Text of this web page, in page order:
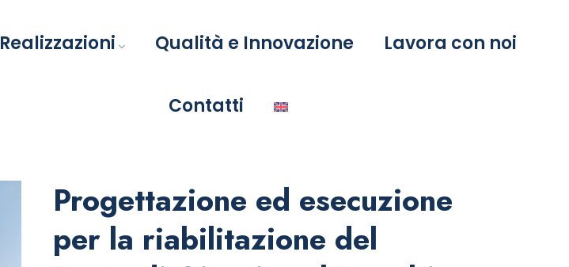
Realizzazioni Qualità e Innovazione Lavora con noi
Contatti
Progettazione ed esecuzione
per la riabilitazione del